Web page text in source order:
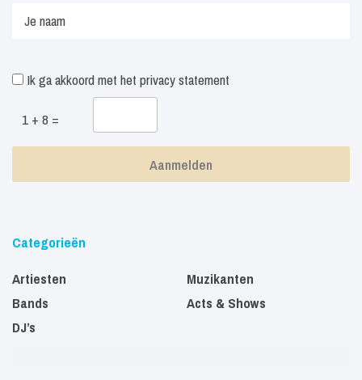
Ik ga akkoord met het privacy statement
1 + 8 =
Categorieën
Artiesten
Bands
DJ’s
Muzikanten
Acts & Shows